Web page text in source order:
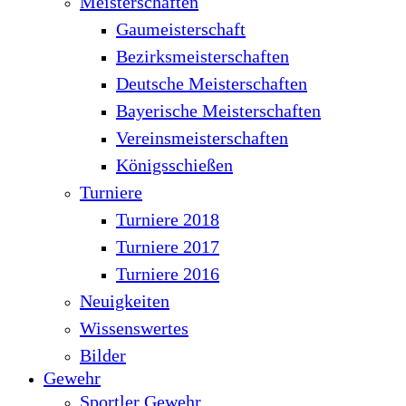
Gaumeisterschaft
Bezirksmeisterschaften
Deutsche Meisterschaften
Bayerische Meisterschaften
Vereinsmeisterschaften
Königsschießen
Turniere
Turniere 2018
Turniere 2017
Turniere 2016
Neuigkeiten
Wissenswertes
Bilder
Gewehr
Sportler Gewehr